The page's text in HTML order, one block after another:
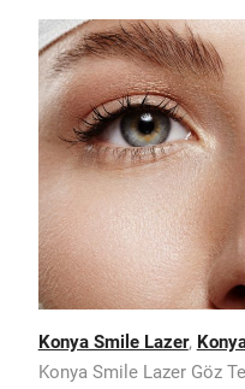
Konya Smile Lazer,
Konya Smile Lazer Göz